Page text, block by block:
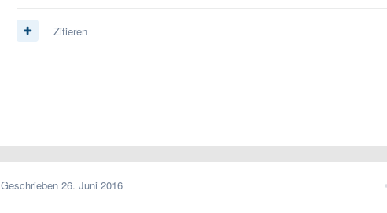
Zitieren
Geschrieben 26. Juni 2016